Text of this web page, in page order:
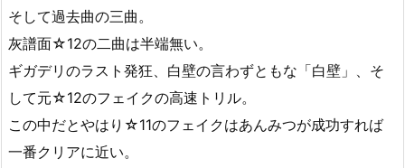
そして過去曲の三曲。
灰譜面☆12の二曲は半端無い。
ギガデリのラスト発狂、白壁の言わずともな「白壁」、そ
して元☆12のフェイクの高速トリル。
この中だとやはり☆11のフェイクはあんみつが成功すれば
一番クリアに近い。